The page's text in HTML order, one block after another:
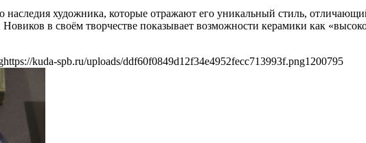
наследия художника, которые отражают его уникальный стиль,
в своём творчестве показывает возможности керамики как
https://kuda-spb.ru/uploads/ddf60f0849d12f34e4952fecc713993f.png1200795